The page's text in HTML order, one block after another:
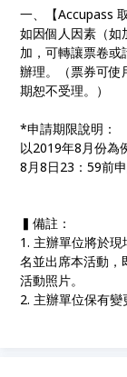
一、【Accupass
如因個人因素（如
加，可轉讓票卷
辦理。（票券可使
期恕不受理。）
*申請期限說明：
以2019年8月份為
8月8日23：59前申
▍備註：
1. 主辦單位將於
名並出席本活動，
活動照片。
2. 主辦單位保有變